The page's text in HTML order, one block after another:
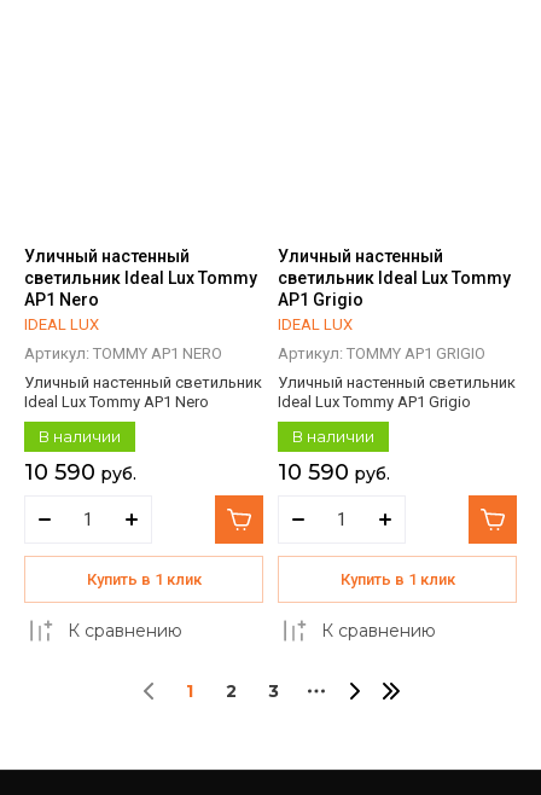
Уличный настенный
светильник Ideal Lux Tommy
AP1 Nero
IDEAL LUX
Артикул: TOMMY AP1 NERO
Уличный настенный светильник
Ideal Lux Tommy AP1 Nero
В наличии
10 590 руб.
Купить в 1 клик
К сравнению
Уличный настенный
светильник Ideal Lux Tommy
AP1 Grigio
IDEAL LUX
Артикул: TOMMY AP1 GRIGIO
Уличный настенный светильник
Ideal Lux Tommy AP1 Grigio
В наличии
10 590 руб.
Купить в 1 клик
К сравнению
1 2 3